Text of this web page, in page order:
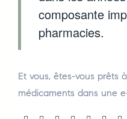
composante
pharmacies.
Et vous, êtes-vous prêts
médicaments dans une